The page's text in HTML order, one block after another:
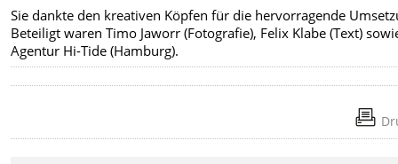
Sie dankte den kreativen Köpfen für die hervorragende
Beteiligt waren Timo Jaworr (Fotografie), Felix Klabe (Text)
Agentur Hi-Tide (Hamburg).